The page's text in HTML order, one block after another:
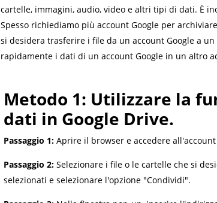
cartelle, immagini, audio, video e altri tipi di dati. È
Spesso richiediamo più account Google per
si desidera trasferire i file da un account Google a
rapidamente i dati di un account Google in un altro
Metodo 1: Utilizzare la
dati in Google Drive.
Passaggio 1:Aprire il browser e accedere
Passaggio 2:Selezionare i file o le cartelle che si
selezionati e selezionare l'opzione "Condividi".